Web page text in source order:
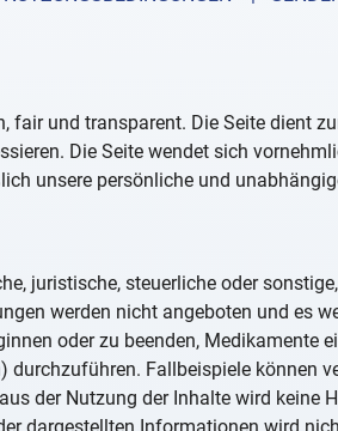
und transparent. Die Seite dient
Die Seite wendet sich
unsere persönliche und
juristische, steuerliche oder
werden nicht angeboten und es
oder zu beenden, Medikamente
Fallbeispiele können
der Nutzung der Inhalte wird keine
dargestellten Informationen wird